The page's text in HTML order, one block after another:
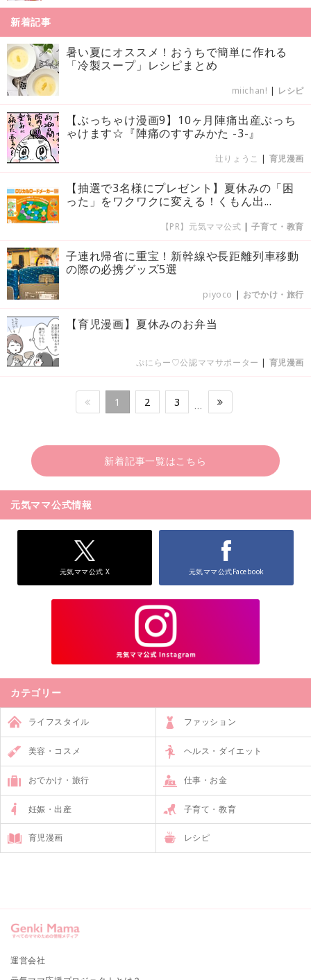
新着記事
暑い夏にオススメ！おうちで簡単に作れる
「冷製スープ」レシピまとめ
miichan! | レシピ
【ぶっちゃけ漫画9】10ヶ月陣痛出産ぶっち
ゃけます☆『陣痛のすすみかた -3-』
辻りょうこ | 育児漫画
【抽選で3名様にプレゼント】夏休みの「困
った」をワクワクに変える！くもん出...
【PR】元気ママ公式 |子育て・教育
子連れ帰省に重宝！新幹線や長距離列車移動
の際の必携グッズ5選
piyoco | おでかけ・旅行
【育児漫画】夏休みのお弁当
ぷにらー♡公認ママサポーター | 育児漫画
1 2 3 …
新着記事一覧はこちら
元気ママ公式情報
元気ママ公式 X 元気ママ公式Facebook
カテゴリー
ライフスタイル ファッション
美容・コスメ ヘルス・ダイエット
おでかけ・旅行 仕事・お金
妊娠・出産 子育て・教育
育児漫画 レシピ
運営会社